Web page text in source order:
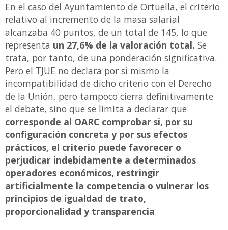
En el caso del Ayuntamiento de Ortuella, el criterio
relativo al incremento de la masa salarial
alcanzaba 40 puntos, de un total de 145, lo que
representa un 27,6% de la valoración total. Se
trata, por tanto, de una ponderación significativa.
Pero el TJUE no declara por sí mismo la
incompatibilidad de dicho criterio con el Derecho
de la Unión, pero tampoco cierra definitivamente
el debate, sino que se limita a declarar que
corresponde al OARC comprobar si, por su
configuración concreta y por sus efectos
prácticos, el criterio puede favorecer o
perjudicar indebidamente a determinados
operadores económicos, restringir
artificialmente la competencia o vulnerar los
principios de igualdad de trato,
proporcionalidad y transparencia.